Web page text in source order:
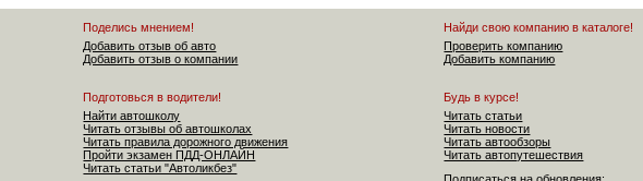
Поделись мнением!
Добавить отзыв об авто
Добавить отзыв о компании
Найди свою компанию в каталоге!
Проверить компанию
Добавить компанию
Подготовься в водители!
Найти автошколу
Читать отзывы об автошколах
Читать правила дорожного движения
Пройти экзамен ПДД-ОНЛАЙН
Читать статьи "Автоликбез"
Будь в курсе!
Читать статьи
Читать новости
Читать автообзоры
Читать автопутешествия